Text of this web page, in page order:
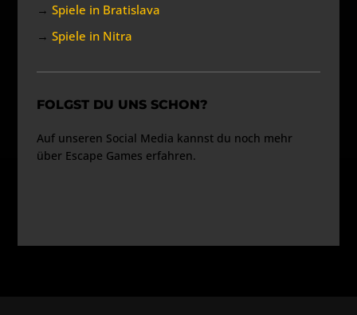
→Spiele in Bratislava
→Spiele in Nitra
FOLGST DU UNS SCHON?
Auf unseren Social Media kannst du noch mehr
über Escape Games erfahren.